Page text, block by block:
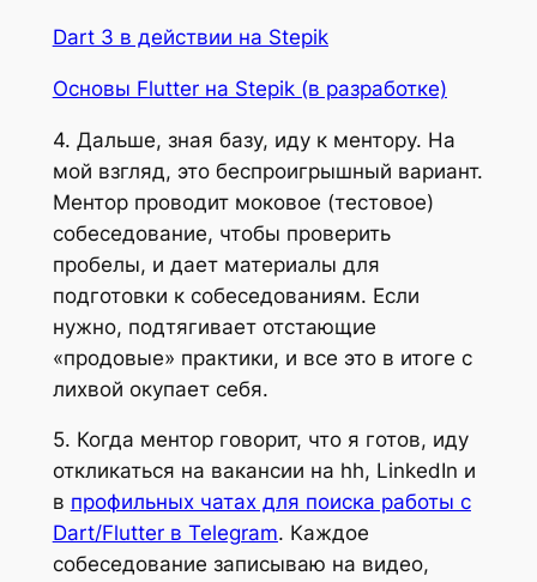
Dart 3 в действии на Stepik
Основы Flutter на Stepik (в разработке)
4. Дальше, зная базу, иду к ментору. На
мой взгляд, это беспроигрышный вариант.
Ментор проводит моковое (тестовое)
собеседование, чтобы проверить
пробелы, и дает материалы для
подготовки к собеседованиям. Если
нужно, подтягивает отстающие
«продовые» практики, и все это в итоге с
лихвой окупает себя.
5. Когда ментор говорит, что я готов, иду
откликаться на вакансии на hh, LinkedIn и
в профильных чатах для поиска работы с
Dart/Flutter в Telegram. Каждое
собеседование записываю на видео,